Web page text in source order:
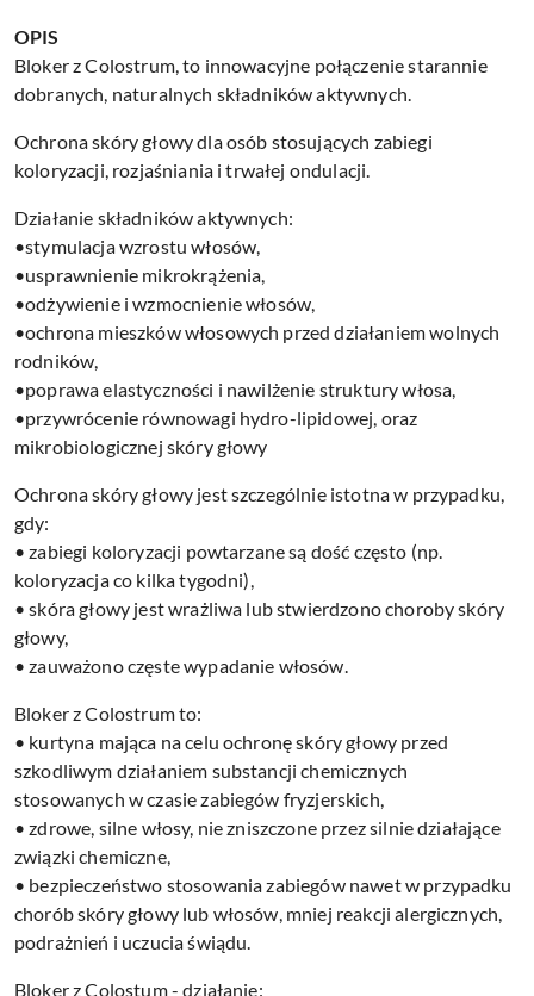
OPIS
Bloker z Colostrum, to innowacyjne połączenie starannie
dobranych, naturalnych składników aktywnych.
Ochrona skóry głowy dla osób stosujących zabiegi
koloryzacji, rozjaśniania i trwałej ondulacji.
Działanie składników aktywnych:
•stymulacja wzrostu włosów,
•usprawnienie mikrokrążenia,
•odżywienie i wzmocnienie włosów,
•ochrona mieszków włosowych przed działaniem wolnych
rodników,
•poprawa elastyczności i nawilżenie struktury włosa,
•przywrócenie równowagi hydro-lipidowej, oraz
mikrobiologicznej skóry głowy
Ochrona skóry głowy jest szczególnie istotna w przypadku,
gdy:
• zabiegi koloryzacji powtarzane są dość często (np.
koloryzacja co kilka tygodni),
• skóra głowy jest wrażliwa lub stwierdzono choroby skóry
głowy,
• zauważono częste wypadanie włosów.
Bloker z Colostrum to:
• kurtyna mająca na celu ochronę skóry głowy przed
szkodliwym działaniem substancji chemicznych
stosowanych w czasie zabiegów fryzjerskich,
• zdrowe, silne włosy, nie zniszczone przez silnie działające
związki chemiczne,
• bezpieczeństwo stosowania zabiegów nawet w przypadku
chorób skóry głowy lub włosów, mniej reakcji alergicznych,
podrażnień i uczucia świądu.
Bloker z Colostum - działanie: